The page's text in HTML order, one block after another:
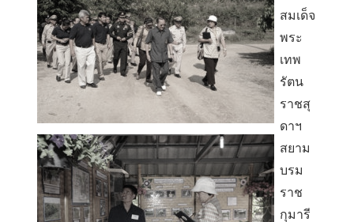
สมเด็จ
พระ
เทพ
รัตน
ราชสุ
ดาฯ
สยาม
บรม
ราช
กุมารี